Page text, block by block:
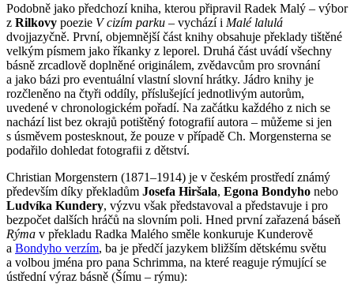
Podobně jako předchozí kniha, kterou připravil Radek Malý – výbor
z Rilkovy poezie V cizím parku – vychází i Malé lalulá
dvojjazyčně. První, objemnější část knihy obsahuje překlady tištěné
velkým písmem jako říkanky z leporel. Druhá část uvádí všechny
básně zrcadlově doplněné originálem, zvědavcům pro srovnání
a jako bázi pro eventuální vlastní slovní hrátky. Jádro knihy je
rozčleněno na čtyři oddíly, příslušející jednotlivým autorům,
uvedené v chronologickém pořadí. Na začátku každého z nich se
nachází list bez okrajů potištěný fotografií autora – můžeme si jen
s úsměvem postesknout, že pouze v případě Ch. Morgensterna se
podařilo dohledat fotografii z dětství.
Christian Morgenstern (1871–1914) je v českém prostředí známý
především díky překladům Josefa Hiršala, Egona Bondyho nebo
Ludvíka Kundery, výzvu však představoval a představuje i pro
bezpočet dalších hráčů na slovním poli. Hned první zařazená báseň
Rýma v překladu Radka Malého směle konkuruje Kunderově
a Bondyho verzím, ba je předčí jazykem bližším dětskému světu
a volbou jména pro pana Schrimma, na které reaguje rýmující se
ústřední výraz básně (Šímu – rýmu):